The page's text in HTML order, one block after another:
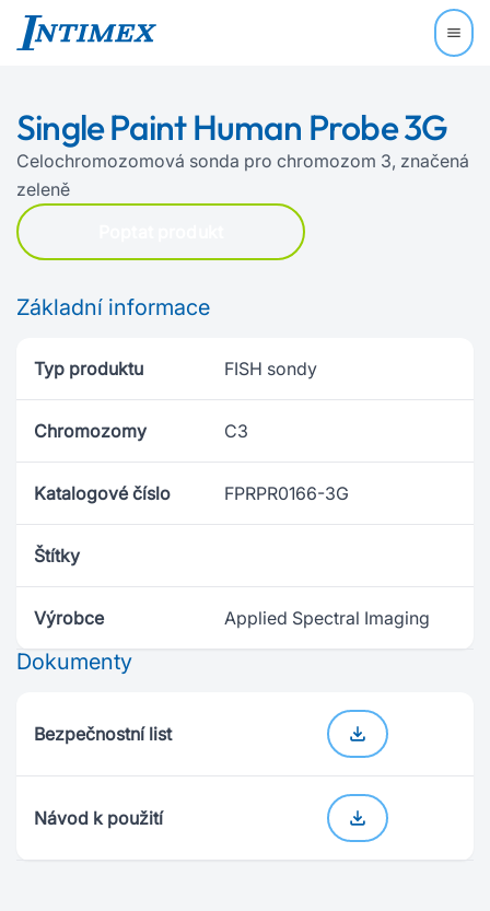
Single Paint Human Probe 3G
Celochromozomová sonda pro chromozom 3, značená
zeleně
Základní informace
Typ produktu FISH sondy
Chromozomy C3
Katalogové číslo FPRPR0166-3G
Štítky
Výrobce Applied Spectral Imaging
Dokumenty
Bezpečnostní list
Návod k použití